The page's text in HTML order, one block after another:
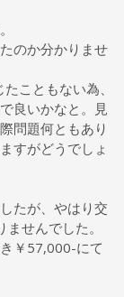
のか分かりませ
こともない為、
良いかなと。見
問題何ともあり
すがどうでしょ
たが、やはり交
せんでした。
￥57,000-にて